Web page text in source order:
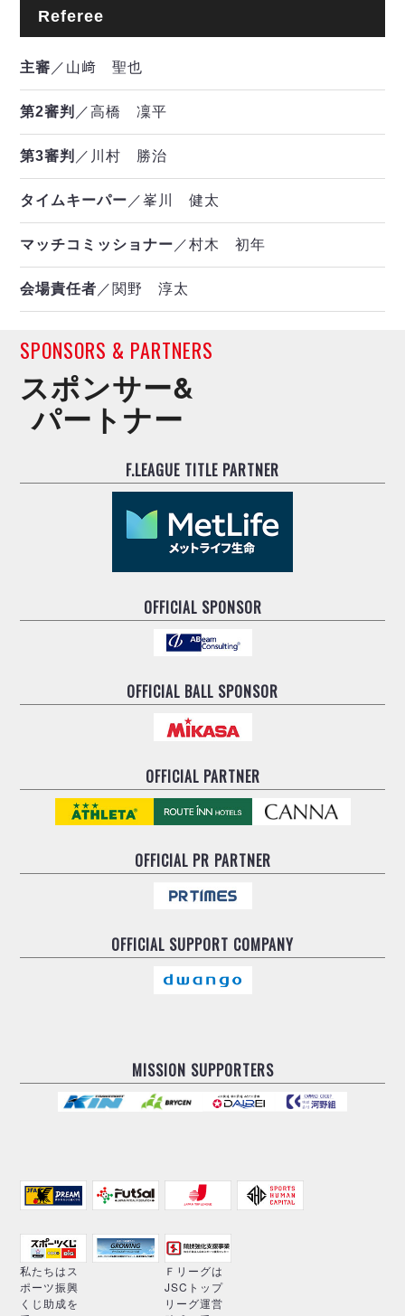
Referee
主審 ／山﨑 聖也
第2審判 ／高橋 凜平
第3審判 ／川村 勝治
タイムキーパー ／峯川 健太
マッチコミッショナー ／村木 初年
会場責任者 ／関野 淳太
SPONSORS & PARTNERS
スポンサー&
パートナー
F.LEAGUE TITLE PARTNER
OFFICIAL SPONSOR
OFFICIAL BALL SPONSOR
OFFICIAL PARTNER
OFFICIALPR PARTNER
OFFICIAL SUPPORT COMPANY
MISSION SUPPORTERS
私たちはス
ポーツ振興
くじ助成を
Ｆリーグは
JSCトップ
リーグ運営